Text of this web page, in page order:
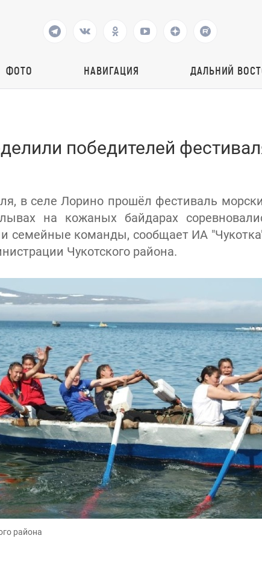
ФОТО НАВИГАЦИЯ ДАЛЬНИЙ
победителей
в селе Лорино прошёл фестиваль
на кожаных байдарах
семейные команды, сообщает ИА
Чукотского района.
района